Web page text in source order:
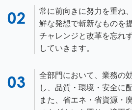
常に前向きに努力を重ね
鮮な発想で斬新なものを
チャレンジと改革を忘れ
していきます。
全部門において、業務の
し、品質・環境・安全に
また、省エネ・省資源・